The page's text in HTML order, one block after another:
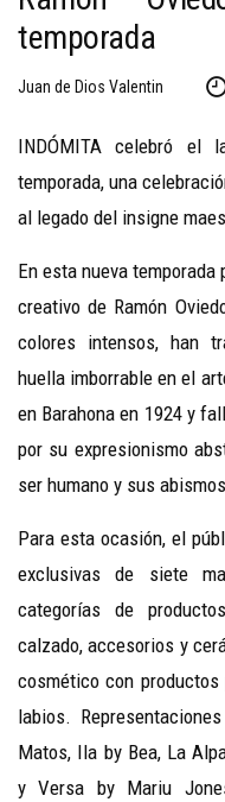
temporada
Juan de Dios Valentin
INDÓMITA celebró el
temporada, una
al legado del insigne
En esta nueva
creativo de Ramón
colores intensos, han
huella imborrable en el
en Barahona en 1924 y
por su expresionismo
ser humano y sus
Para esta ocasión, el
exclusivas de siete
categorías de
calzado, accesorios y
cosmético con
labios.
Matos, Ila by Bea, La
y Versa by Mariu